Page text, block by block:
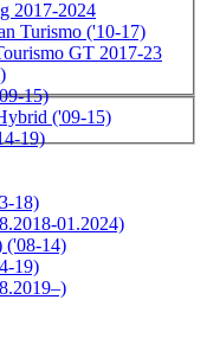
2017-2024
Turismo ('10-17)
GT 2017-23
15)
('09-15)
19)
18)
01.2024)
('08-14)
19)